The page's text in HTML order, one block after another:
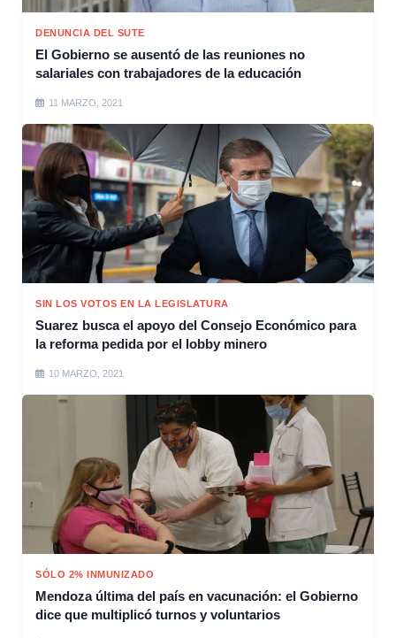
DENUNCIA DEL SUTE
El Gobierno se ausentó de las reuniones no
salariales con trabajadores de la educación
11 MARZO, 2021
SIN LOS VOTOS EN LA LEGISLATURA
Suarez busca el apoyo del Consejo Económico para
la reforma pedida por el lobby minero
10 MARZO, 2021
SÓLO 2% INMUNIZADO
Mendoza última del país en vacunación: el Gobierno
dice que multiplicó turnos y voluntarios